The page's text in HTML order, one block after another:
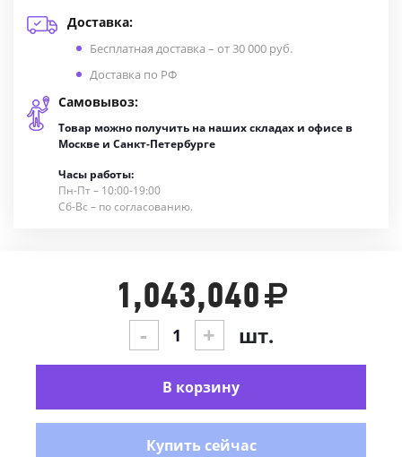
Доставка:
Бесплатная доставка – от 30 000 руб.
Доставка по РФ
Самовывоз:
Товар можно получить на наших складах и офисе в
Москве и Санкт-Петербурге
Часы работы:
Пн-Пт – 10:00-19:00
Сб-Вс – по согласованию.
1,043,040
- + шт.
В корзину
Купить сейчас